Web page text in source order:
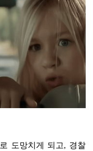
도망치게 되고, 경찰